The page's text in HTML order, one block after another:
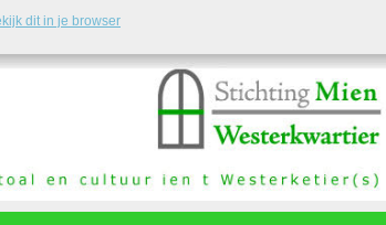
dit in je browser